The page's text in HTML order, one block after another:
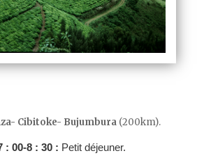
Cibitoke- Bujumbura(200km).
: 00-8 : 30 : Petit déjeuner.